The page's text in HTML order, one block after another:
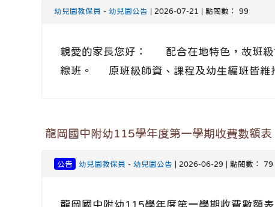
幼兒園教保員 - 幼兒園公告 | 2026-07-21 | 點閱數： 99
親愛的家長您好： 配合在地特色，故班
線班。 原班級師資、課程及幼生編班皆
龍岡國中附幼115學年度第一學期收費數額表
公告 幼兒園教保員 -幼兒園公告 | 2026-06-29 | 點閱數： 79
龍岡國中附幼115學年度第一學期收費數額表